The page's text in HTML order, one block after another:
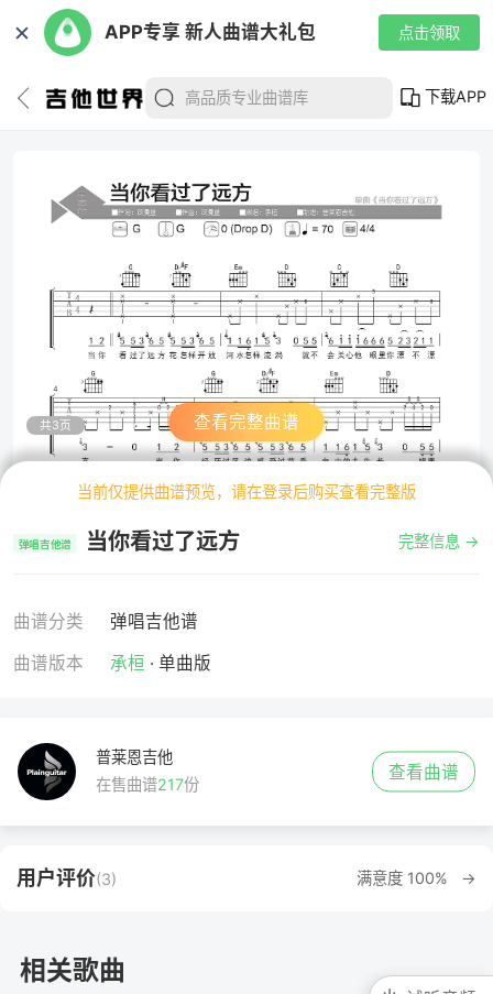
✕ APP专享 新人曲谱大礼包 点击领取
下载APP
共3页 查看完整曲谱
当前仅提供曲谱预览，请在登录后购买查看完整版
完整信息 →
弹唱吉他谱 当你看过了远方
曲谱分类
弹唱吉他谱
曲谱版本
承桓 · 单曲版
普莱恩吉他
在售曲谱217份
查看曲谱
满意度 100% →
用户评价(3)
相关歌曲